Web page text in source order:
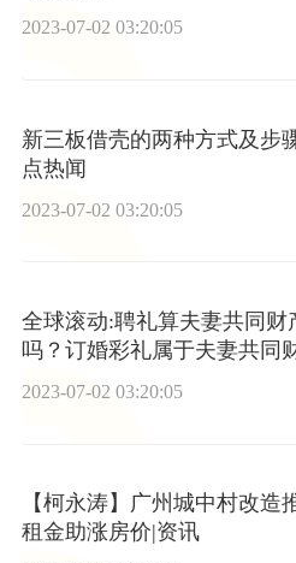
2023-07-02 03:20:05
新三板借壳的两种方式及步
点热闻
2023-07-02 03:20:05
全球滚动:聘礼算夫妻共同财
吗？订婚彩礼属于夫妻共同
吗？
2023-07-02 03:20:05
【柯永涛】广州城中村改造
租金助涨房价|资讯